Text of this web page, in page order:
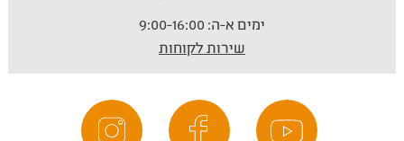
ימים א-ה:
שירות לקוחות